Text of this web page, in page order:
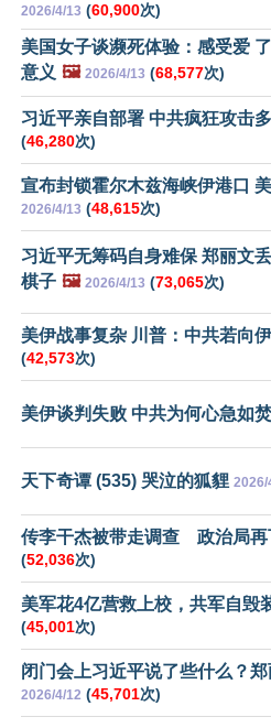
2026/4/13 (60,900次)
美国女子谈濒死体验：感受爱
意义 🖼️ 2026/4/13 (68,577次)
习近平亲自部署 中共疯狂攻击
(46,280次)
宣布封锁霍尔木兹海峡伊港口
2026/4/13 (48,615次)
习近平无筹码自身难保 郑丽文
棋子 🖼️ 2026/4/13 (73,065次)
美伊战事复杂 川普：中共若向
(42,573次)
美伊谈判失败 中共为何心急如
天下奇谭 (535) 哭泣的狐貍 2026/
传李干杰被带走调查 政治局再
(52,036次)
美军花4亿营救上校，共军自毁
(45,001次)
闭门会上习近平说了些什么？
2026/4/12 (45,701次)